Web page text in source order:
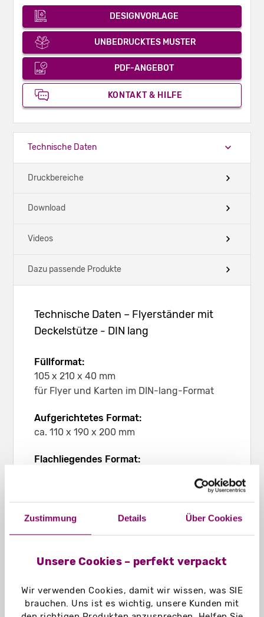
Zustimmung Details Über Cookies
Unsere Cookies – perfekt verpackt
Wir verwenden Cookies, damit wir wissen, was SIE
brauchen. Uns ist es wichtig, unsere Kunden mit
DESIGNVORLAGE
UNBEDRUCKTES MUSTER
PDF-ANGEBOT
KONTAKT & HILFE
Technische Daten
Druckbereiche
Download
Videos
Dazu passende Produkte
Technische Daten – Flyerständer mit
Deckelstütze - DIN lang
Füllformat:
105 x 210 x 40 mm
für Flyer und Karten im DIN-lang-Format
Aufgerichtetes Format:
ca. 110 x 190 x 200 mm
Flachliegendes Format:
Lieferzustand:
flachliegend und geklebt zum Stecken
ca. 40 g
Chromokarton GC1 weiß 290 g/m²
Chromokarton GC1 weiß Naturseite